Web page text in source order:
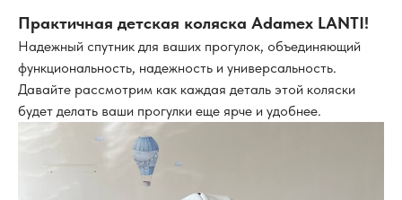
Практичная детская коляска Adamex LANTI!
Надежный спутник для ваших прогулок, объединяющий
функциональность, надежность и универсальность.
Давайте рассмотрим как каждая деталь этой коляски
будет делать ваши прогулки еще ярче и удобнее.